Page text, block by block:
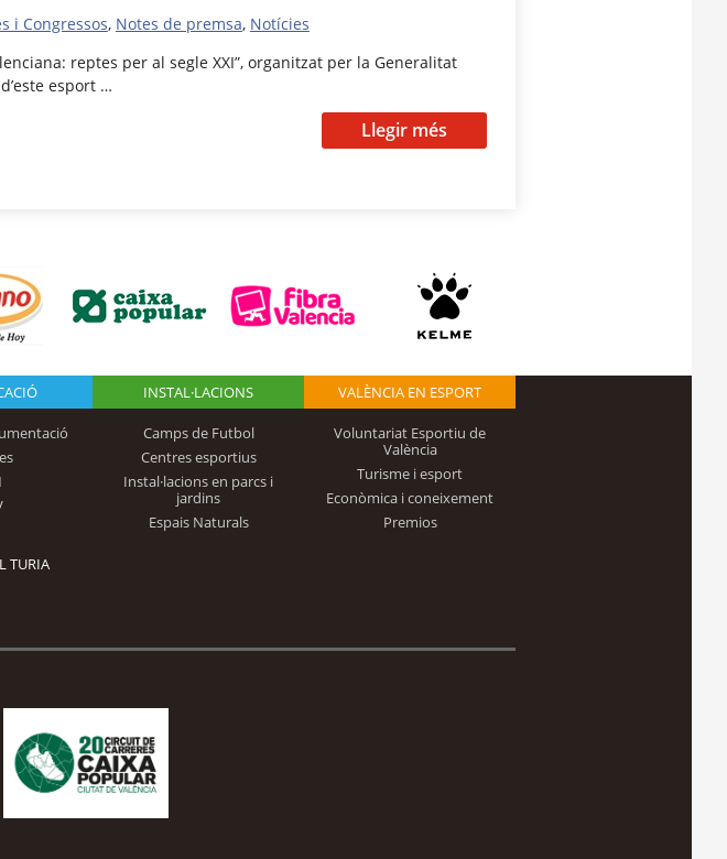
i Congressos, Notes de premsa, Notícies
reptes per al segle XXI”, organitzat per la Generalitat
esport …
Llegir més
INSTAL·LACIONS
Camps de Futbol
Centres esportius
Instal·lacions en parcs i
jardins
Espais Naturals
VALÈNCIA EN ESPORT
Voluntariat Esportiu de
València
Turisme i esport
Econòmica i coneixement
Premios
TURIA